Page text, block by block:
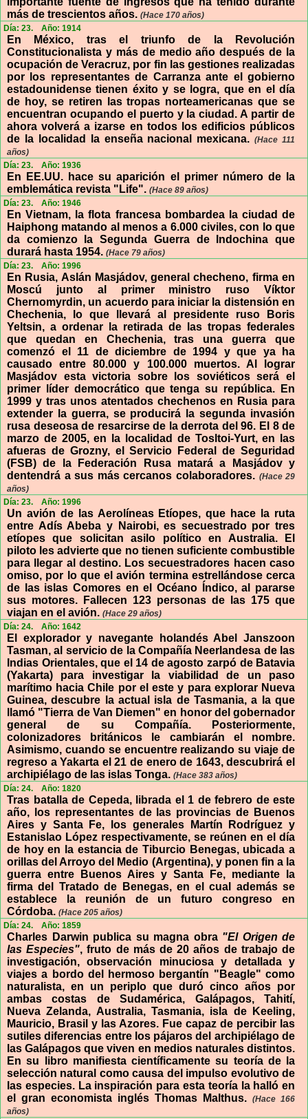
más de trescientos años. (Hace 170 años)
Día: 23.
Año: 1914
En México, tras el triunfo de la Revolución
Constitucionalista y más de medio año después de la
ocupación de Veracruz, por fin las gestiones realizadas
por los representantes de Carranza ante el gobierno
estadounidense tienen éxito y se logra, que en el día
de hoy, se retiren las tropas norteamericanas que se
encuentran ocupando el puerto y la ciudad. A partir de
ahora volverá a izarse en todos los edificios públicos
de la localidad la enseña nacional mexicana.(Hace 111
años)
Día: 23.
Año: 1936
En EE.UU. hace su aparición el primer número de la
emblemática revista "Life". (Hace 89 años)
Día: 23.
Año: 1946
En Vietnam, la flota francesa bombardea la ciudad de
Haiphong matando al menos a 6.000 civiles, con lo que
da comienzo la Segunda Guerra de Indochina que
durará hasta 1954. (Hace 79 años)
Día: 23.
Año: 1996
En Rusia, Aslán Masjádov, general checheno, firma en
Moscú junto al primer ministro ruso Víktor
Chernomyrdin, un acuerdo para iniciar la distensión en
Chechenia, lo que llevará al presidente ruso Boris
Yeltsin, a ordenar la retirada de las tropas federales
que quedan en Chechenia, tras una guerra que
comenzó el 11 de diciembre de 1994 y que ya ha
causado entre 80.000 y 100.000 muertos. Al lograr
Masjádov esta victoria sobre los soviéticos será el
primer líder democrático que tenga su república. En
1999 y tras unos atentados chechenos en Rusia para
extender la guerra, se producirá la segunda invasión
rusa deseosa de resarcirse de la derrota del 96. El 8 de
marzo de 2005, en la localidad de Tosltoi-Yurt, en las
afueras de Grozny, el Servicio Federal de Seguridad
(FSB) de la Federación Rusa matará a Masjádov y
dentendrá a sus más cercanos colaboradores. (Hace 29
años)
Día: 23.
Año: 1996
Un avión de las Aerolíneas Etíopes, que hace la ruta
entre Adís Abeba y Nairobi, es secuestrado por tres
etíopes que solicitan asilo político en Australia. El
piloto les advierte que no tienen suficiente combustible
para llegar al destino. Los secuestradores hacen caso
omiso, por lo que el avión termina estrellándose cerca
de las islas Comores en el Océano Índico, al pararse
sus motores. Fallecen 123 personas de las 175 que
viajan en el avión. (Hace 29 años)
Día: 24.
Año: 1642
El explorador y navegante holandés Abel Janszoon
Tasman, al servicio de la Compañía Neerlandesa de las
Indias Orientales, que el 14 de agosto zarpó de Batavia
(Yakarta) para investigar la viabilidad de un paso
marítimo hacia Chile por el este y para explorar Nueva
Guinea, descubre la actual isla de Tasmania, a la que
llamó "Tierra de Van Diemen" en honor del gobernador
general de su Compañía. Posteriormente,
colonizadores británicos le cambiarán el nombre.
Asimismo, cuando se encuentre realizando su viaje de
regreso a Yakarta el 21 de enero de 1643, descubrirá el
archipiélago de las islas Tonga. (Hace 383 años)
Día: 24.
Año: 1820
Tras batalla de Cepeda, librada el 1 de febrero de este
año, los representantes de las provincias de Buenos
Aires y Santa Fe, los generales Martín Rodríguez y
Estanislao López respectivamente, se reúnen en el día
de hoy en la estancia de Tiburcio Benegas, ubicada a
orillas del Arroyo del Medio (Argentina), y ponen fin a la
guerra entre Buenos Aires y Santa Fe, mediante la
firma del Tratado de Benegas, en el cual además se
establece la reunión de un futuro congreso en
Córdoba. (Hace 205 años)
Día: 24.
Año: 1859
Charles Darwin publica su magna obra "El Origen de
las Especies", fruto de más de 20 años de trabajo de
investigación, observación minuciosa y detallada y
viajes a bordo del hermoso bergantín "Beagle" como
naturalista, en un periplo que duró cinco años por
ambas costas de Sudamérica, Galápagos, Tahití,
Nueva Zelanda, Australia, Tasmania, isla de Keeling,
Mauricio, Brasil y las Azores. Fue capaz de percibir las
sutiles diferencias entre los pájaros del archipiélago de
las Galápagos que viven en medios naturales distintos.
En su libro manifiesta científicamente su teoría de la
selección natural como causa del impulso evolutivo de
las especies. La inspiración para esta teoría la halló en
el gran economista inglés Thomas Malthus.(Hace 166
años)